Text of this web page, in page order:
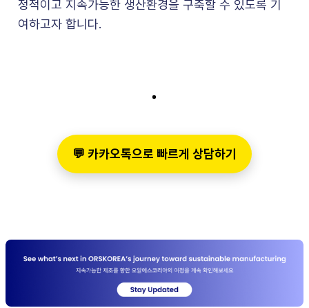
정적이고 지속가능한 생산환경을 구축할 수 있도록 기
여하고자 합니다.
💬 카카오톡으로 빠르게 상담하기